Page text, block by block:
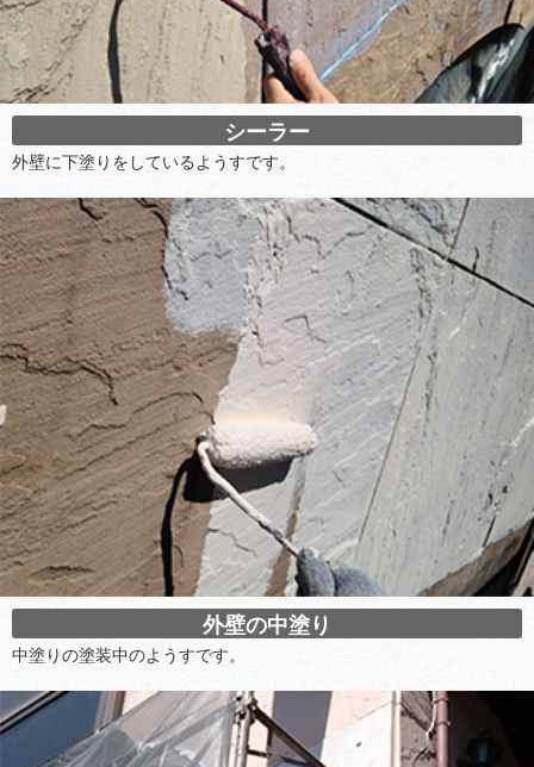
シーラー
外壁に下塗りをしているようすです。
外壁の中塗り
中塗りの塗装中のようすです。